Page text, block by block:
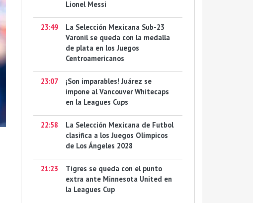
Lionel Messi
23:49
La Selección Mexicana Sub-23
Varonil se queda con la medalla
de plata en los Juegos
Centroamericanos
23:07
¡Son imparables! Juárez se
impone al Vancouver Whitecaps
en la Leagues Cups
22:58
La Selección Mexicana de Futbol
clasifica a los Juegos Olímpicos
de Los Ángeles 2028
21:23
Tigres se queda con el punto
extra ante Minnesota United en
la Leagues Cup